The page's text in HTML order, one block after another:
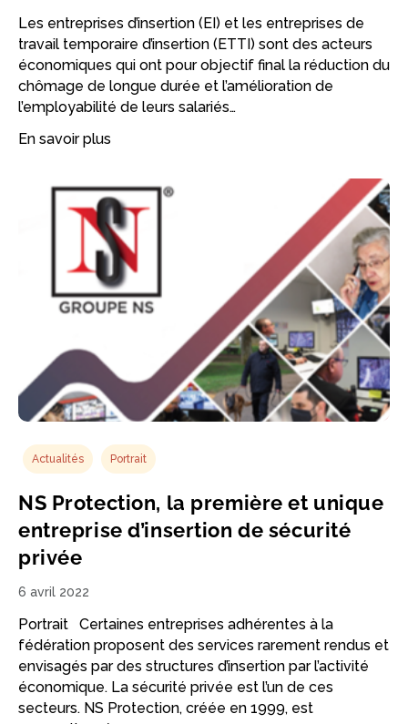
Les entreprises d’insertion (EI) et les entreprises de
travail temporaire d’insertion (ETTI) sont des acteurs
économiques qui ont pour objectif final la réduction du
chômage de longue durée et l’amélioration de
l’employabilité de leurs salariés…
En savoir plus
Actualités Portrait
NS Protection, la première et unique
entreprise d’insertion de sécurité
privée
6 avril 2022
Portrait Certaines entreprises adhérentes à la
fédération proposent des services rarement rendus et
envisagés par des structures d’insertion par l’activité
économique. La sécurité privée est l’un de ces
secteurs. NS Protection, créée en 1999, est